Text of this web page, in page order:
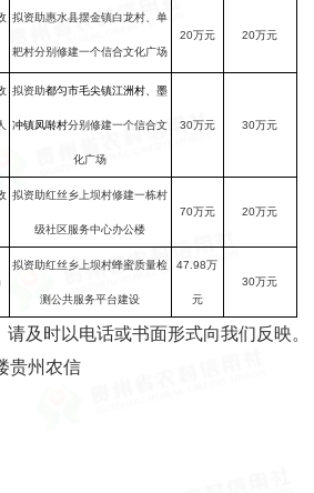
拟资助惠水县摆金镇白龙村、单
耙村分别修建一个信合文化广场
20万元 20万元
拟资助都匀市毛尖镇江洲村、墨
冲镇凤啭村分别修建一个信合文
化广场
30万元 30万元
拟资助红丝乡上坝村修建一栋村
级社区服务中心办公楼
70万元 20万元
拟资助红丝乡上坝村蜂蜜质量检
测公共服务平台建设
47.98万
元
30万元
及时以电话或书面形式向我们反映。
贵州农信